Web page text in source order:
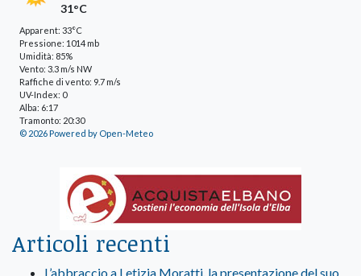
31°C
Apparent: 33°C
Pressione: 1014 mb
Umidità: 85%
Vento: 3.3 m/s NW
Raffiche di vento: 9.7 m/s
UV-Index: 0
Alba: 6:17
Tramonto: 20:30
© 2026 Powered by Open-Meteo
Articoli recenti
L’abbraccio a Letizia Moratti, la presentazione del suo